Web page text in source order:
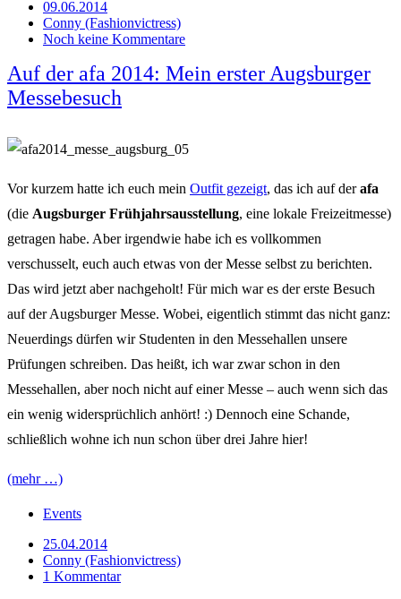
09.06.2014
Conny (Fashionvictress)
Noch keine Kommentare
Auf der afa 2014: Mein erster Augsburger
Messebesuch
Vor kurzem hatte ich euch mein Outfit gezeigt, das ich auf derafa
(die Augsburger Frühjahrsausstellung, eine lokale Freizeitmesse)
getragen habe. Aber irgendwie habe ich es vollkommen
verschusselt, euch auch etwas von der Messe selbst zu berichten.
Das wird jetzt aber nachgeholt! Für mich war es der erste Besuch
auf der Augsburger Messe. Wobei, eigentlich stimmt das nicht ganz:
Neuerdings dürfen wir Studenten in den Messehallen unsere
Prüfungen schreiben. Das heißt, ich war zwar schon in den
Messehallen, aber noch nicht auf einer Messe – auch wenn sich das
ein wenig widersprüchlich anhört! :) Dennoch eine Schande,
schließlich wohne ich nun schon über drei Jahre hier!
(mehr …)
Events
25.04.2014
Conny (Fashionvictress)
1 Kommentar